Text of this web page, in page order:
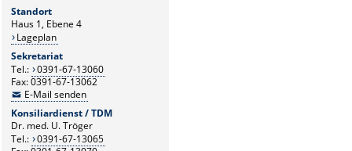
Standort
Haus 1, Ebene 4
Lageplan
Sekretariat
Tel.: 0391-67-13060
Fax: 0391-67-13062
E-Mail senden
Konsiliardienst / TDM
Dr. med. U. Tröger
Tel.: 0391-67-13065